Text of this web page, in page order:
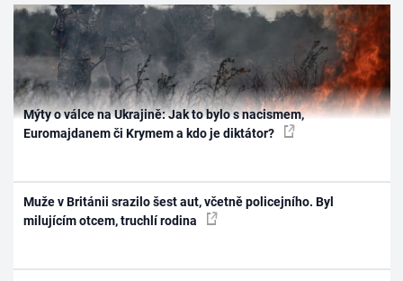
Mýty o válce na Ukrajině: Jak to bylo s nacismem,
Euromajdanem či Krymem a kdo je diktátor?
Muže v Británii srazilo šest aut, včetně policejního. Byl
milujícím otcem, truchlí rodina